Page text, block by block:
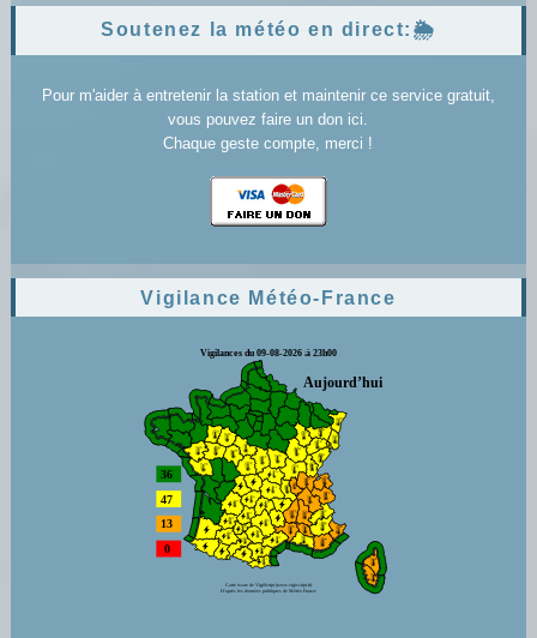
Soutenez la météo en direct:🌦️
Pour m'aider à entretenir la station et maintenir ce service gratuit,
vous pouvez faire un don ici.
Chaque geste compte, merci !
Vigilance Météo-France